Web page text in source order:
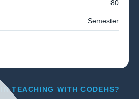
80
Semester
IN TEACHING WITH CODEHS?